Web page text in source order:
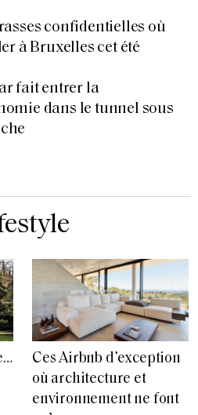
confidentielles où
à Bruxelles cet été
fait entrer la
dans le tunnel sous
Ces Airbnb d’exception
où architecture et
environnement ne font